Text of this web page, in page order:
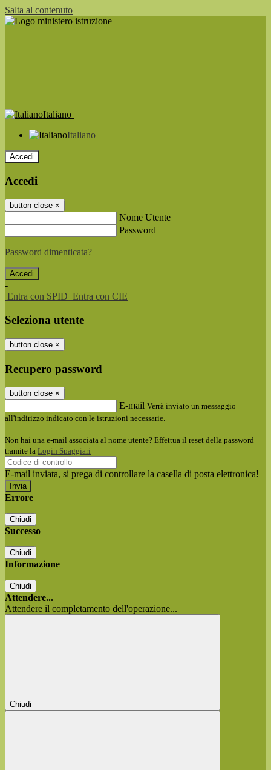
Salta al contenuto
Italiano
Italiano
Accedi
Accedi
button close ×
Nome Utente
Password
Password dimenticata?
-
Entra con SPID Entra con CIE
Seleziona utente
button close ×
Recupero password
button close ×
E-mail Verrà inviato un messaggio
all'indirizzo indicato con le istruzioni necessarie.
Non hai una e-mail associata al nome utente? Effettua il reset della password
tramite la Login Spaggiari
E-mail inviata, si prega di controllare la casella di posta elettronica!
Errore
Chiudi
Successo
Chiudi
Informazione
Chiudi
Attendere...
Attendere il completamento dell'operazione...
Chiudi